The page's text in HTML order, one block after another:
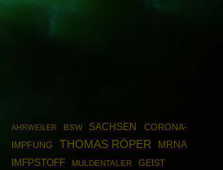
AHRWEILER BSW SACHSEN
CORONA-
IMPFUNG
THOMAS RÖPER
MRNA
IMFPSTOFF
MULDENTALER GEIST